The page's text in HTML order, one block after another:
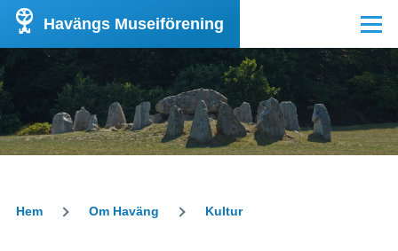
Hoppa till huvudinnehåll
Havängs Museiförening Meny
Hem Om Haväng Kultur